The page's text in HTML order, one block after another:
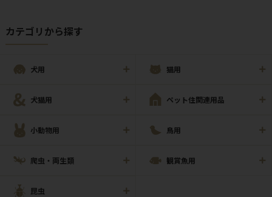
カテゴリから探す
犬用 猫用
犬猫用 ペット住関連用品
小動物用 鳥用
爬虫・両生類 観賞魚用
昆虫